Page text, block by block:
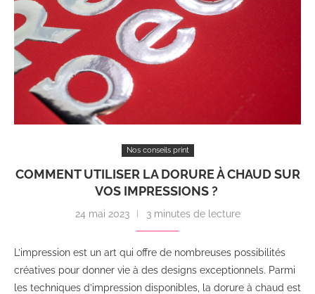
Nos conseils print
COMMENT UTILISER LA DORURE À CHAUD SUR
VOS IMPRESSIONS ?
24 mai 2023 3 minutes de lecture
L’impression est un art qui offre de nombreuses possibilités
créatives pour donner vie à des designs exceptionnels. Parmi
les techniques d’impression disponibles, la dorure à chaud est